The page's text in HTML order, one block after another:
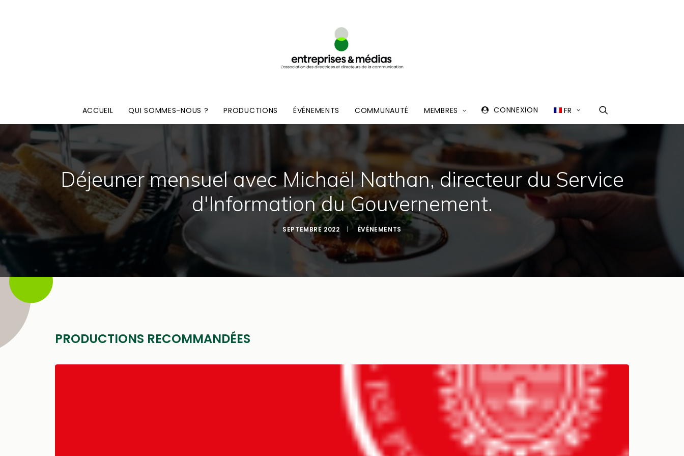
ACCUEIL QUI SOMMES-NOUS ? PRODUCTIONS ÉVÉNEMENTS COMMUNAUTÉ MEMBRES CONNEXION FR
Déjeuner mensuel avec Michaël Nathan, directeur du Service
d'Information du Gouvernement.
SEPTEMBRE 2022 | ÉVÉNEMENTS
PRODUCTIONS RECOMMANDÉES